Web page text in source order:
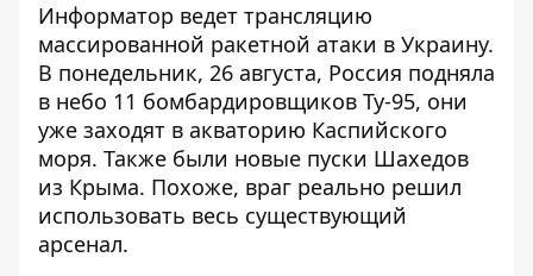
Информатор ведет трансляцию
массированной ракетной атаки в Украину.
В понедельник, 26 августа, Россия подняла
в небо 11 бомбардировщиков Ту-95, они
уже заходят в акваторию Каспийского
моря. Также были новые пуски Шахедов
из Крыма. Похоже, враг реально решил
использовать весь существующий
арсенал.